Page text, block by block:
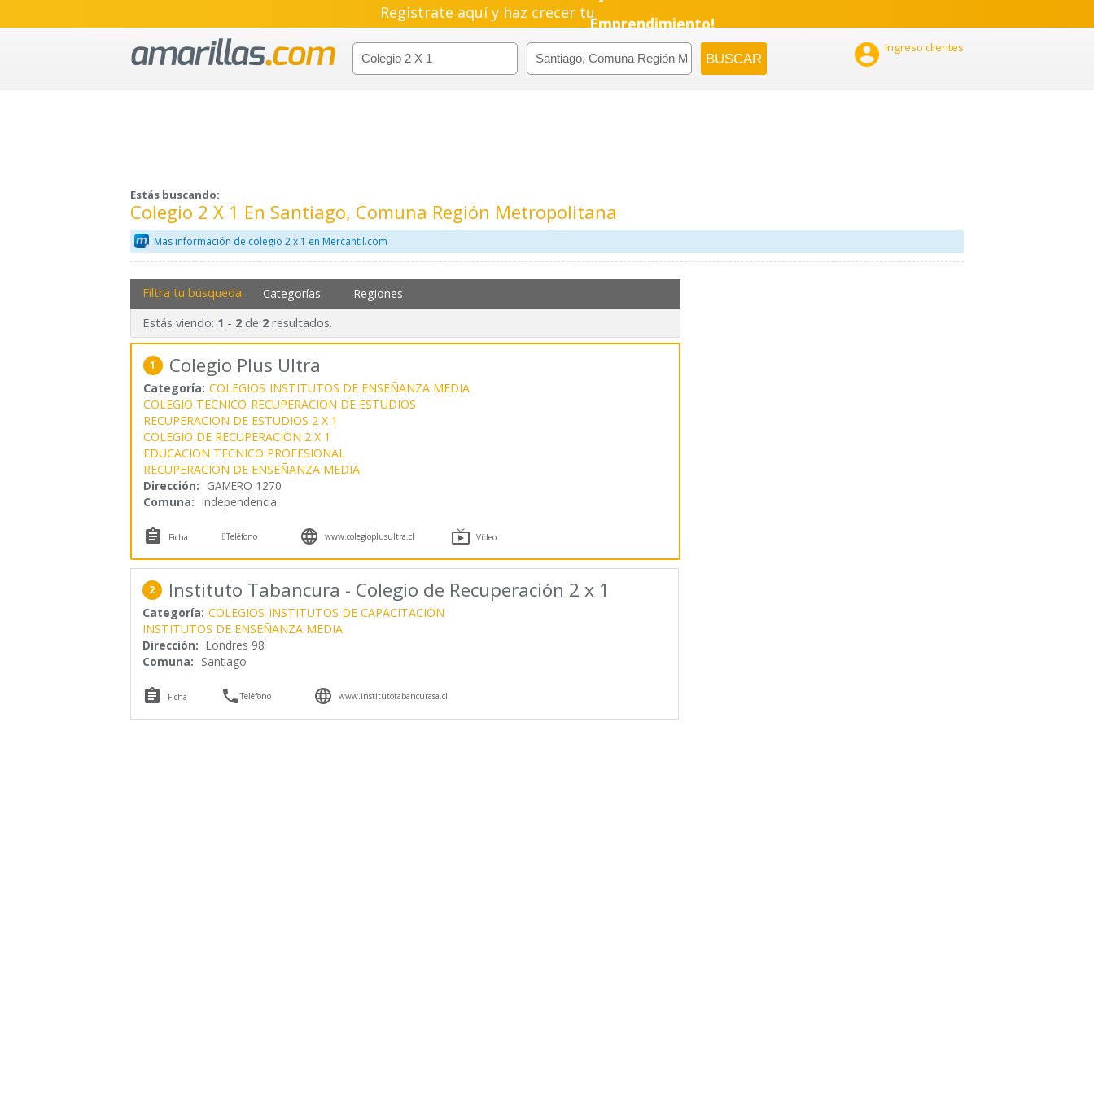
Regístrate aquí y haz crecer tuEmprendimiento!
 Ingreso clientes
Estás buscando:
Colegio 2 X 1 En Santiago, Comuna Región Metropolitana
Mas información de colegio 2 x 1 en Mercantil.com
Filtra tu búsqueda: Categorías Regiones
Estás viendo: 1 - 2de 2resultados.
1 Colegio Plus Ultra
Categoría: COLEGIOS INSTITUTOS DE ENSEÑANZA MEDIA
COLEGIO TECNICO RECUPERACION DE ESTUDIOS
RECUPERACION DE ESTUDIOS 2 X 1
COLEGIO DE RECUPERACION 2 X 1
EDUCACION TECNICO PROFESIONAL
RECUPERACION DE ENSEÑANZA MEDIA
Dirección: GAMERO 1270
Comuna: Independencia
 Ficha Teléfono  www.colegioplusultra.cl  Vídeo
2 Instituto Tabancura - Colegio de Recuperación 2 x 1
Categoría: COLEGIOS INSTITUTOS DE CAPACITACION
INSTITUTOS DE ENSEÑANZA MEDIA
Dirección: Londres 98
Comuna: Santiago
 Ficha Teléfono  www.institutotabancurasa.cl